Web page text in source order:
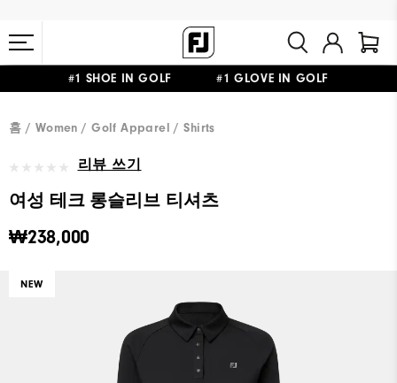
#1 SHOE IN GOLF #1 GLOVE IN GOLF
홈 Women Golf Apparel Shirts
리뷰 쓰기
여성 테크 롱슬리브 티셔츠
₩238,000
NEW